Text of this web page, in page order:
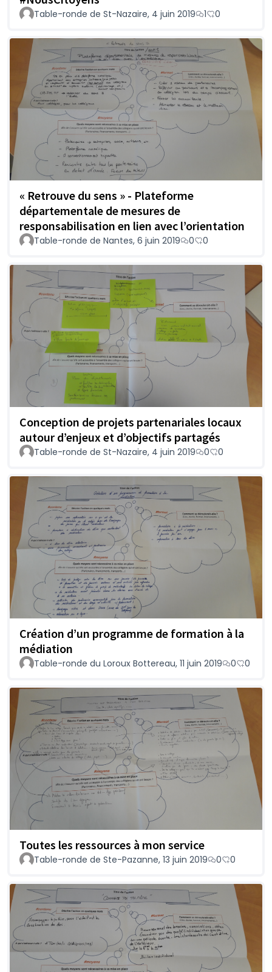
Table-ronde de St-Nazaire, 4 juin 2019 1 0
« Retrouve du sens » - Plateforme
départementale de mesures de
responsabilisation en lien avec l’orientation
Table-ronde de Nantes, 6 juin 2019 0 0
Conception de projets partenariales locaux
autour d’enjeux et d’objectifs partagés
Table-ronde de St-Nazaire, 4 juin 2019 0 0
Création d’un programme de formation à la
médiation
Table-ronde du Loroux Bottereau, 11 juin 2019 0 0
Toutes les ressources à mon service
Table-ronde de Ste-Pazanne, 13 juin 2019 0 0